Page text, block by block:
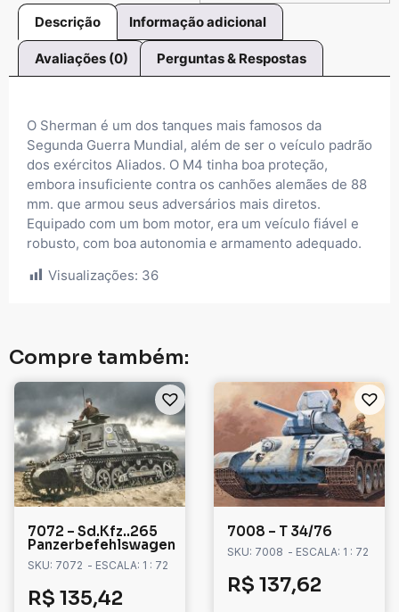
Descrição Informação adicional
Avaliações (0) Perguntas & Respostas
O Sherman é um dos tanques mais famosos da
Segunda Guerra Mundial, além de ser o veículo padrão
dos exércitos Aliados. O M4 tinha boa proteção,
embora insuficiente contra os canhões alemães de 88
mm. que armou seus adversários mais diretos.
Equipado com um bom motor, era um veículo fiável e
robusto, com boa autonomia e armamento adequado.
Visualizações: 36
Compre também:
7072 – Sd.Kfz..265
Panzerbefehlswagen
SKU: 7072 - ESCALA: 1 : 72
R$ 135,42
7008 – T 34/76
SKU: 7008 - ESCALA: 1 : 72
R$ 137,62